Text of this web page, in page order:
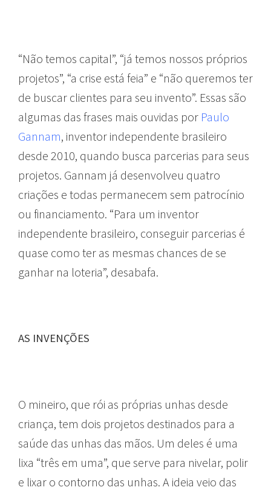
“Não temos capital”, “já temos nossos próprios
projetos”, “a crise está feia” e “não queremos ter
de buscar clientes para seu invento”. Essas são
algumas das frases mais ouvidas por Paulo
Gannam, inventor independente brasileiro
desde 2010, quando busca parcerias para seus
projetos. Gannam já desenvolveu quatro
criações e todas permanecem sem patrocínio
ou financiamento. “Para um inventor
independente brasileiro, conseguir parcerias é
quase como ter as mesmas chances de se
ganhar na loteria”, desabafa.
AS INVENÇÕES
O mineiro, que rói as próprias unhas desde
criança, tem dois projetos destinados para a
saúde das unhas das mãos. Um deles é uma
lixa “três em uma”, que serve para nivelar, polir
e lixar o contorno das unhas. A ideia veio das